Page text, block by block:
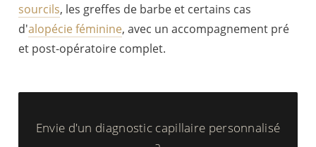
sourcils, les greffes de barbe et certains cas
d'alopécie féminine, avec un accompagnement pré
et post-opératoire complet.
Envie d'un diagnostic capillaire personnalisé